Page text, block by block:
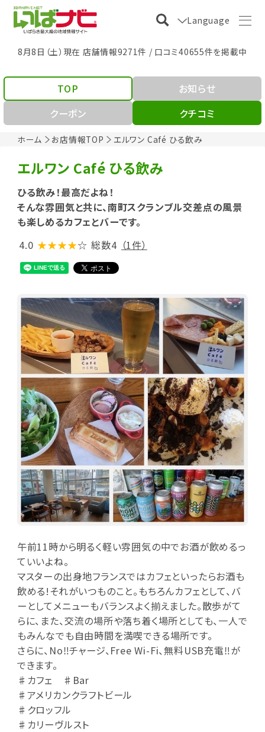
Language
8月8日（土）現在 店舗情報9271件 / 口コミ40655件を掲載中
ホーム お店情報TOP エルワン Café ひる飲み
TOP
お知らせ
クーポン
クチコミ
エルワン Café ひる飲み
ひる飲み！最高だよね！
そんな雰囲気と共に、南町スクランブル交差点の風景
も楽しめるカフェとバーです。
4.0 ★★★★☆ 総数4 （1件）
午前11時から明るく軽い雰囲気の中でお酒が飲めるっ
ていいよね。
マスターの出身地フランスではカフェといったらお酒も
飲める!それがいつものこと。もちろんカフェとして、バ
ーとしてメニューもバランスよく揃えました。散歩がて
らに、また、交流の場所や落ち着く場所としても、一人で
もみんなでも自由時間を満喫できる場所です。
さらに、No‼チャージ、Free Wi-Fi、無料USB充電‼が
できます。
♯カフェ ♯Bar
♯アメリカンクラフトビール
♯クロッフル
♯カリーヴルスト